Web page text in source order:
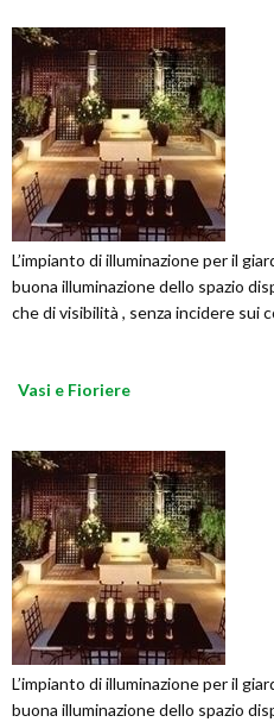
L’impianto di illuminazione per il
buona illuminazione dello spazio
che di visibilità , senza incidere sui
Vasi e Fioriere
L’impianto di illuminazione per il
buona illuminazione dello spazio